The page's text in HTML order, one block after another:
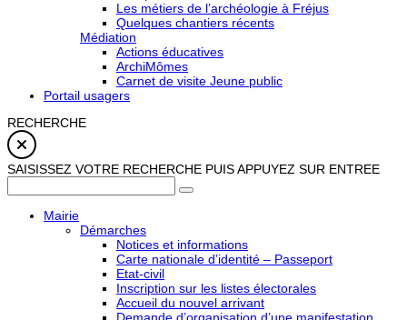
Les métiers de l’archéologie à Fréjus
Quelques chantiers récents
Médiation
Actions éducatives
ArchiMômes
Carnet de visite Jeune public
Portail usagers
RECHERCHE
SAISISSEZ VOTRE RECHERCHE PUIS APPUYEZ SUR ENTREE
Mairie
Démarches
Notices et informations
Carte nationale d’identité – Passeport
Etat-civil
Inscription sur les listes électorales
Accueil du nouvel arrivant